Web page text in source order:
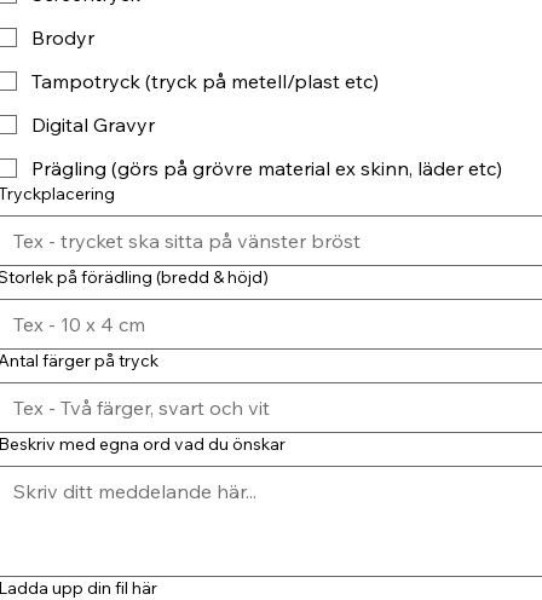
Brodyr
Tampotryck (tryck på metell/plast etc)
Digital Gravyr
Prägling (görs på grövre material ex skinn, läder etc)
på förädling (bredd & höjd)
färger på tryck
med egna ord vad du önskar
upp din fil här